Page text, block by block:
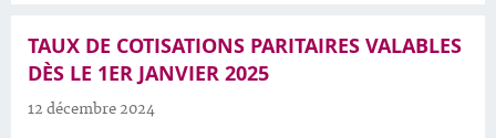
TAUX DE COTISATIONS PARITAIRES VALABLES
DÈS LE 1ER JANVIER 2025
12 décembre 2024